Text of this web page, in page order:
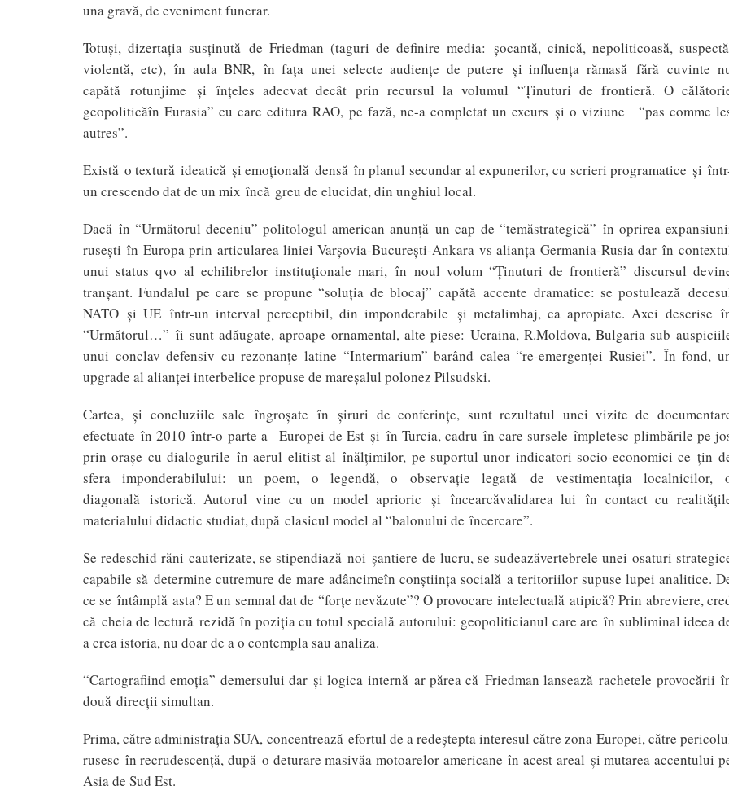
una gravă, de eveniment funerar.
Totuşi, dizertaţia susţinută de Friedman (taguri de definire media: şocantă, cinică, nepoliticoasă,
violentă, etc), în aula BNR, în faţa unei selecte audienţe de putere şi influenţa rămasă fără cuvinte
capătă rotunjime şi înţeles adecvat decât prin recursul la volumul “Ţinuturi de frontieră. O
geopoliticăîn Eurasia” cu care editura RAO, pe fază, ne-a completat un excurs şi o viziune “pas comme
autres”.
Există o textură ideatică şi emoţională densă în planul secundar al expunerilor, cu scrieri programatice şi
un crescendo dat de un mix încă greu de elucidat, din unghiul local.
Dacă în “Următorul deceniu” politologul american anunţă un cap de “temăstrategică” în oprirea
ruseşti în Europa prin articularea liniei Varşovia-Bucureşti-Ankara vs alianţa Germania-Rusia dar în
unui status qvo al echilibrelor instituţionale mari, în noul volum “Ţinuturi de frontieră” discursul
tranşant. Fundalul pe care se propune “soluţia de blocaj” capătă accente dramatice: se postulează
NATO şi UE într-un interval perceptibil, din imponderabile şi metalimbaj, ca apropiate. Axei descrise
“Următorul…” îi sunt adăugate, aproape ornamental, alte piese: Ucraina, R.Moldova, Bulgaria sub
unui conclav defensiv cu rezonanţe latine “Intermarium” barând calea “re-emergenţei Rusiei”. În fond,
upgrade al alianţei interbelice propuse de mareşalul polonez Pilsudski.
Cartea, şi concluziile sale îngroşate în şiruri de conferinţe, sunt rezultatul unei vizite de
efectuate în 2010 într-o parte a Europei de Est şi în Turcia, cadru în care sursele împletesc plimbările pe
prin oraşe cu dialogurile în aerul elitist al înălţimilor, pe suportul unor indicatori socio-economici ce ţin
sfera imponderabilului: un poem, o legendă, o observaţie legată de vestimentaţia localnicilor,
diagonală istorică. Autorul vine cu un model aprioric şi încearcăvalidarea lui în contact cu
materialului didactic studiat, după clasicul model al “balonului de încercare”.
Se redeschid răni cauterizate, se stipendiază noi şantiere de lucru, se sudeazăvertebrele unei osaturi
capabile să determine cutremure de mare adâncimeîn conştiinţa socială a teritoriilor supuse lupei analitice.
ce se întâmplă asta? E un semnal dat de “forţe nevăzute”? O provocare intelectuală atipică? Prin abreviere,
că cheia de lectură rezidă în poziţia cu totul specială autorului: geopoliticianul care are în subliminal ideea
a crea istoria, nu doar de a o contempla sau analiza.
“Cartografiind emoţia” demersului dar şi logica internă ar părea că Friedman lansează rachetele provocării
două direcţii simultan.
Prima, către administraţia SUA, concentrează efortul de a redeştepta interesul către zona Europei, către
rusesc în recrudescenţă, după o deturare masivăa motoarelor americane în acest areal şi mutarea accentului
Asia de Sud Est.